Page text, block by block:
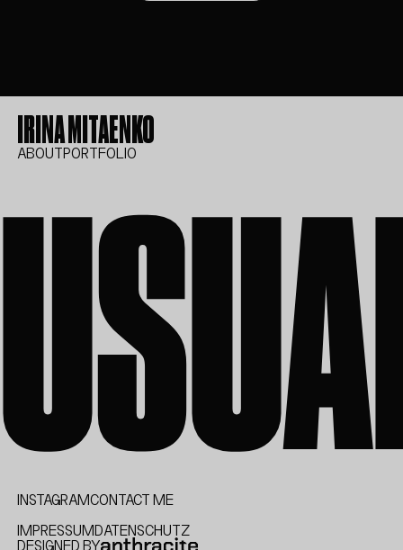
IRINA MITAENKO
ABOUTPORTFOLIO
INSTAGRAMCONTACT ME
IMPRESSUMDATENSCHUTZ
DESIGNED BY